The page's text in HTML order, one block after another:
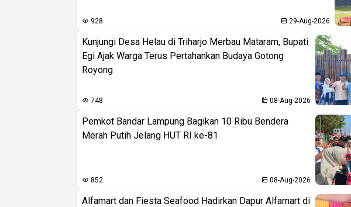
928 29-Aug-2026
Kunjungi Desa Helau di Triharjo Merbau Mataram, Bupati
Egi Ajak Warga Terus Pertahankan Budaya Gotong
Royong
748 08-Aug-2026
Pemkot Bandar Lampung Bagikan 10 Ribu Bendera
Merah Putih Jelang HUT RI ke-81
852 08-Aug-2026
Alfamart dan Fiesta Seafood Hadirkan Dapur Alfamart di